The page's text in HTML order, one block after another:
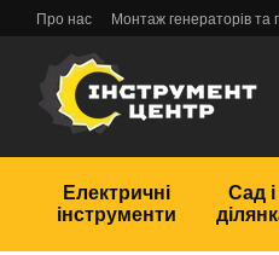
Перейти до основного контенту
Про нас Монтаж генераторів та
Електричні
інструменти
Сад і